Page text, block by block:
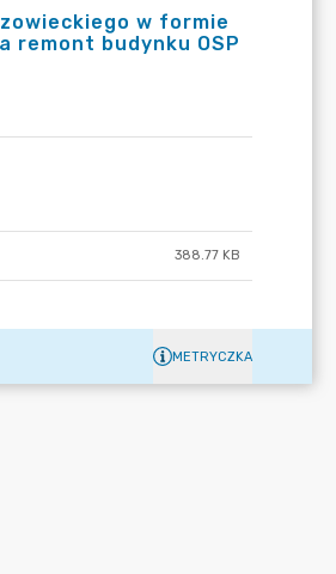
w formie
remont budynku OSP
388.77 KB
METRYCZKA